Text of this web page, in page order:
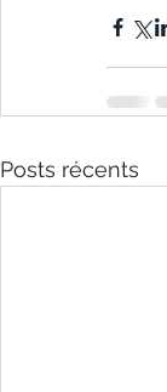
Posts récents